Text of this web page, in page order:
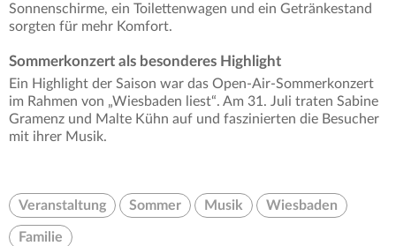
Sonnenschirme, ein Toilettenwagen und ein Getränkestand
sorgten für mehr Komfort.
Sommerkonzert als besonderes Highlight
Ein Highlight der Saison war das Open-Air-Sommerkonzert
im Rahmen von „Wiesbaden liest“. Am 31. Juli traten Sabine
Gramenz und Malte Kühn auf und faszinierten die Besucher
mit ihrer Musik.
Veranstaltung Sommer Musik Wiesbaden
Familie